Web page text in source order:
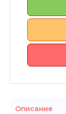
Описание